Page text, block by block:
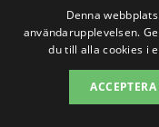
som du kan
framöver.
Få 3
Denna
användarupplevelsen.
du till alla cookies i